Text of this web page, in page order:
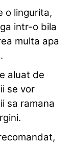
o lingurita,
intr-o bila
multa apa
aluat de
se vor
sa ramana